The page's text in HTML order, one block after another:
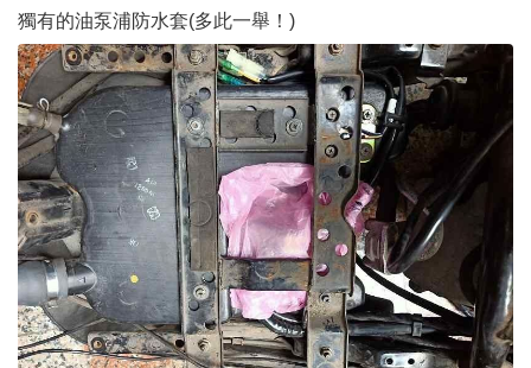
獨有的油泵浦防水套(多此一舉！)